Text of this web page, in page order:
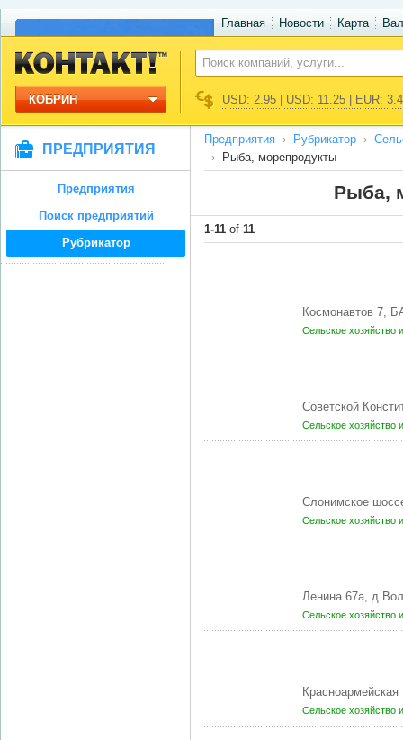
Главная Новости Карта
КОБРИН USD: 2.95 | USD: 11.25 | EUR:
ПРЕДПРИЯТИЯ
Предприятия
Поиск предприятий
Рубрикатор
Предприятия Рубрикатор
Рыба, морепродукты
Рыба,
1-11 of 11
Космонавтов 7,
Сельское хозяйство
Советской
Сельское хозяйство
Слонимское
Сельское хозяйство
Ленина 67а, д
Сельское хозяйство
Сельское хозяйство